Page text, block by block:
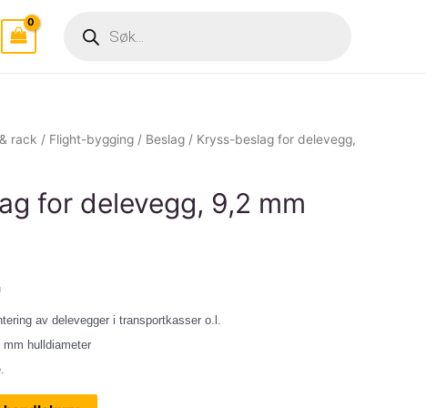
search
rack / Flight-bygging / Beslag / Kryss-beslag for delevegg,
for delevegg, 9,2 mm
av delevegger i transportkasser o.l.
hulldiameter